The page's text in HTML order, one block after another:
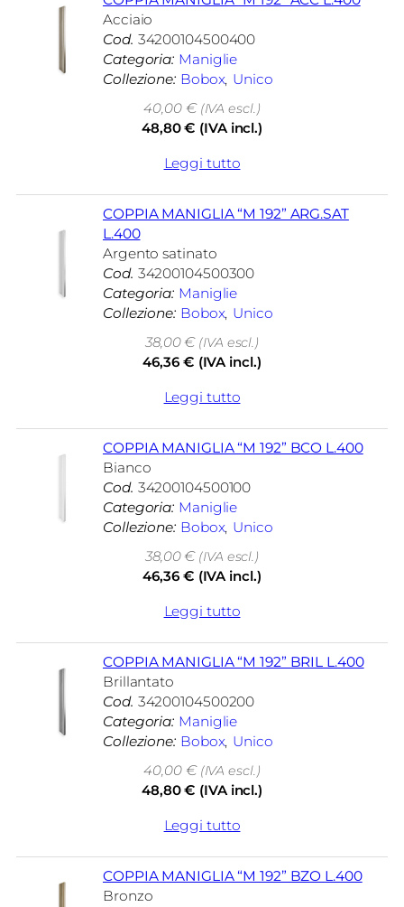
Cod. 34200104500400
Acciaio
Categoria: Maniglie
Collezione: Bobox, Unico
40,00 €(IVA escl.)
48,80€ (IVA incl.)
Leggi tutto
COPPIA MANIGLIA “M 192” ARG.SAT
L.400
Cod. 34200104500300
Argento satinato
Categoria: Maniglie
Collezione: Bobox, Unico
38,00€(IVA escl.)
46,36 € (IVA incl.)
Leggi tutto
COPPIA MANIGLIA “M 192” BCO L.400
Cod. 34200104500100
Bianco
Categoria: Maniglie
Collezione: Bobox, Unico
38,00€(IVA escl.)
46,36 € (IVA incl.)
Leggi tutto
COPPIA MANIGLIA “M 192” BRIL L.400
Cod. 34200104500200
Brillantato
Categoria: Maniglie
Collezione: Bobox, Unico
40,00 €(IVA escl.)
48,80€ (IVA incl.)
Leggi tutto
COPPIA MANIGLIA “M 192” BZO L.400
Bronzo